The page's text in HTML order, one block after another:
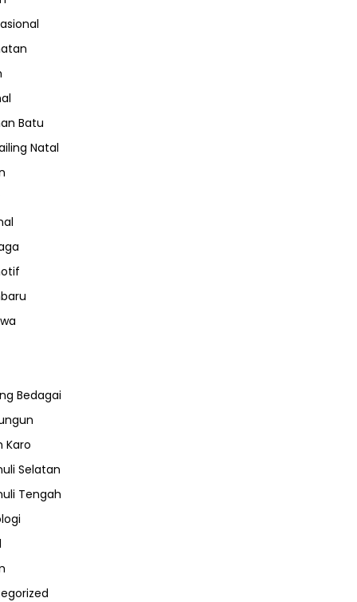
Batu
Natal
Bedagai
Karo
Selatan
Tengah